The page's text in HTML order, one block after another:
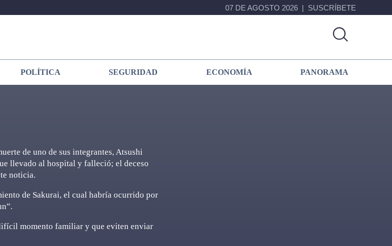
07 DE AGOSTO 2026 SUSCRÍBETE
POLÍTICA SEGURIDAD ECONOMÍA PANORAMA
de uno de sus integrantes, Atsushi
llevado al hospital y falleció; el deceso
noticia.
de Sakurai, el cual habría ocurrido por
momento familiar y que eviten enviar